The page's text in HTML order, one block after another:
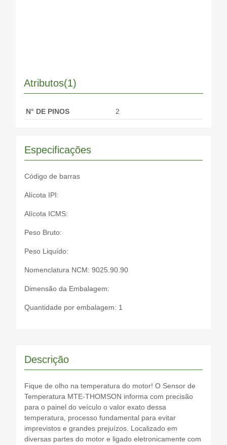
Atributos(1)
N° DE PINOS 2
Especificações
Código de barras
Alícota IPI:
Alícota ICMS:
Peso Bruto:
Peso Liquído:
Nomenclatura NCM: 9025.90.90
Dimensão da Embalagem:
Quantidade por embalagem: 1
Descrição
Fique de olho na temperatura do motor! O Sensor de
Temperatura MTE-THOMSON informa com precisão
para o painel do veículo o valor exato dessa
temperatura, processo fundamental para evitar
imprevistos e grandes prejuízos. Localizado em
diversas partes do motor e ligado eletronicamente com